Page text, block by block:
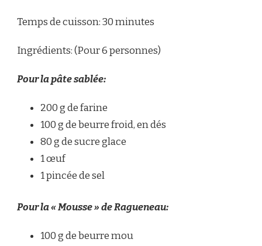
Temps de cuisson: 30 minutes
Ingrédients: (Pour 6 personnes)
Pour la pâte sablée:
200 g de farine
100 g de beurre froid, en dés
80 g de sucre glace
1 œuf
1 pincée de sel
Pour la « Mousse » de Ragueneau:
100 g de beurre mou